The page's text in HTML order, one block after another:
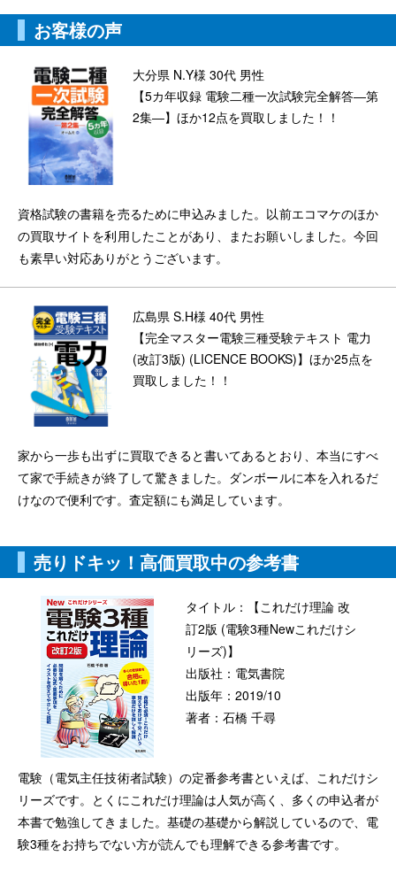
お客様の声
大分県 N.Y様 30代 男性
【5カ年収録 電験二種一次試験完全解答―第
2集―】ほか12点を買取しました！！
資格試験の書籍を売るために申込みました。以前エコマケのほか
の買取サイトを利用したことがあり、またお願いしました。今回
も素早い対応ありがとうございます。
広島県 S.H様 40代 男性
【完全マスター電験三種受験テキスト 電力
(改訂3版) (LICENCE BOOKS)】ほか25点を
買取しました！！
家から一歩も出ずに買取できると書いてあるとおり、本当にすべ
て家で手続きが終了して驚きました。ダンボールに本を入れるだ
けなので便利です。査定額にも満足しています。
売りドキッ！高価買取中の参考書
タイトル：
【これだけ理論 改
訂2版 (電験3種Newこれだけシ
リーズ)】
出版社： 電気書院
出版年： 2019/10
著者： 石橋 千尋
電験（電気主任技術者試験）の定番参考書といえば、これだけシ
リーズです。とくにこれだけ理論は人気が高く、多くの申込者が
本書で勉強してきました。基礎の基礎から解説しているので、電
験3種をお持ちでない方が読んでも理解できる参考書です。